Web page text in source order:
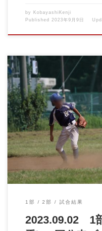
by KobayashiKenji
Published 2023年9月9日
2023.09.02 1部三多摩大会
1部 2部 試合結果
2023.09.02 1